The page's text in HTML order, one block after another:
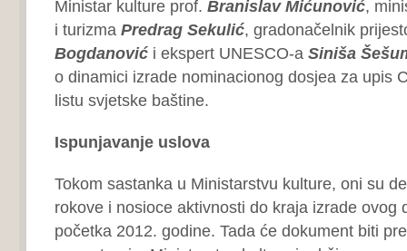
Ministar kulture prof. Branislav Mićunović,
i turizma Predrag Sekulić, gradonačelnik
Bogdanovići ekspert UNESCO-a Siniša
o dinamici izrade nominacionog dosjea za upis
listu svjetske baštine.
Ispunjavanje uslova
Tokom sastanka u Ministarstvu kulture, oni su
rokove i nosioce aktivnosti do kraja izrade ovog
početka 2012. godine. Tada će dokument biti